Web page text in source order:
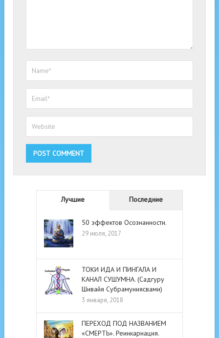
Лучшие Последние
50 эффектов Осознанности.
29 июля, 2017
ТОКИ ИДА И ПИНГАЛА И
КАНАЛ СУШУМНА. (Садгуру
Шивайя Субрамуниясвами)
3 января, 2018
ПЕРЕХОД ПОД НАЗВАНИЕМ
«СМЕРТЬ». Реинкарнация.